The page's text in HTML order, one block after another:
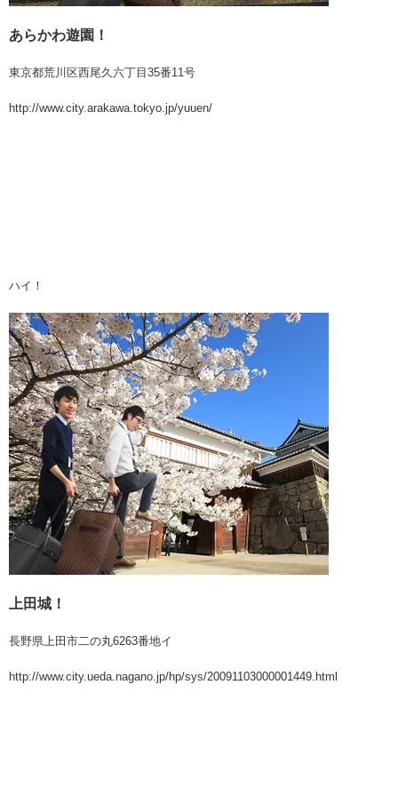
あらかわ遊園！
東京都荒川区西尾久六丁目35番11号
http://www.city.arakawa.tokyo.jp/yuuen/
ハイ！
上田城！
長野県上田市二の丸6263番地イ
http://www.city.ueda.nagano.jp/hp/sys/20091103000001449.html